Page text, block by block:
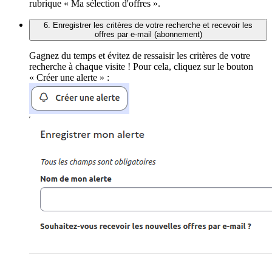
rubrique « Ma sélection d'offres ».
6. Enregistrer les critères de votre recherche et recevoir les
offres par e-mail (abonnement)
Gagnez du temps et évitez de ressaisir les critères de votre
recherche à chaque visite ! Pour cela, cliquez sur le bouton
« Créer une alerte » :